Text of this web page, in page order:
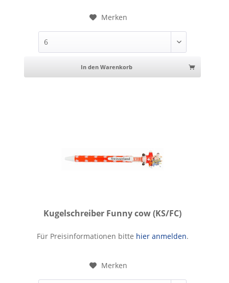
Merken
In den Warenkorb
Kugelschreiber Funny cow (KS/FC)
Kugelschreiber Funny cow
Für Preisinformationen bitte hier anmelden.
Merken